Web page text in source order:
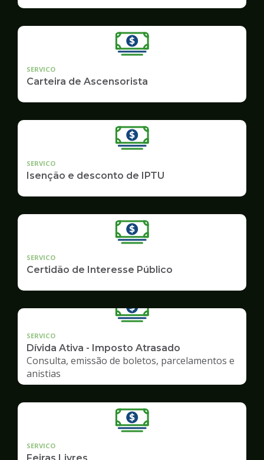
SERVICO
Carteira de Ascensorista
SERVICO
Isenção e desconto de IPTU
SERVICO
Certidão de Interesse Público
SERVICO
Dívida Ativa - Imposto Atrasado
Consulta, emissão de boletos, parcelamentos e
anistias
SERVICO